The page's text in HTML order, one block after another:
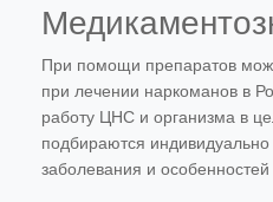
При помощи препаратов
при лечении наркоманов в
работу ЦНС и организма в
подбираются индивидуально
заболевания и особенностей